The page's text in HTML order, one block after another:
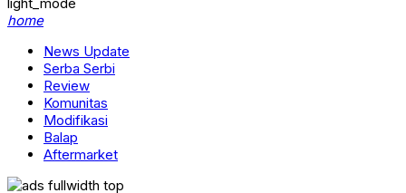
home
News Update
Serba Serbi
Review
Komunitas
Modifikasi
Balap
Aftermarket